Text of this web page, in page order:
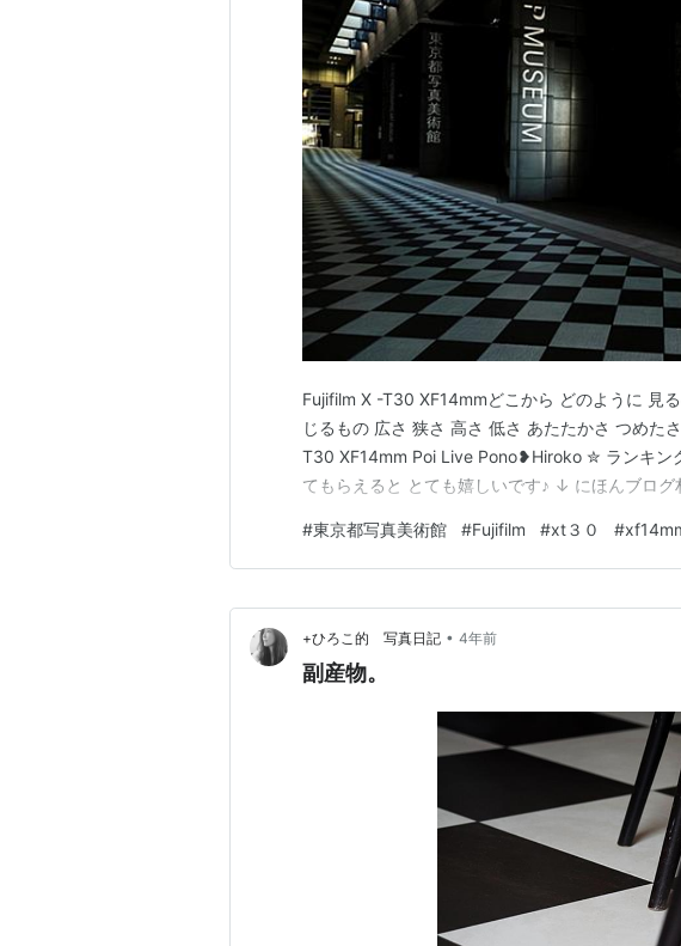
Fujifilm X -T30 XF14mmどこから どのように 見
じるもの 広さ 狭さ 高さ 低さ あたたかさ つめた
T30 XF14mm Poi Live Pono❥Hiroko ✮ ランキン
てもらえると とても嬉しいです♪ ↓ にほんブログ
#東京都写真美術館 #Fujifilm #xt３０ #
+ひろこ的 写真日記 • 4年前
副産物。